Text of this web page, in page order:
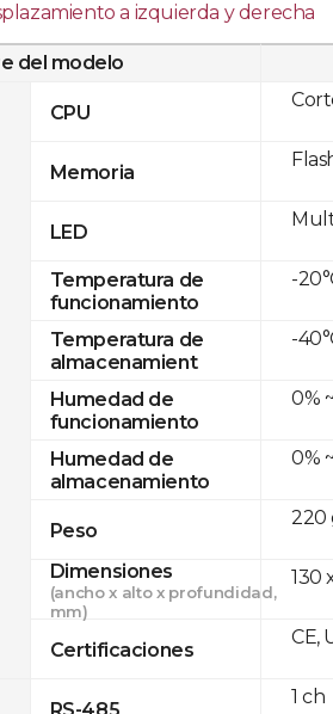
a izquierda y derecha
del modelo
CPU
Memoria
LED
Temperatura de
funcionamiento
Temperatura de
almacenamient
Humedad de
funcionamiento
Humedad de
almacenamiento
Peso
Dimensiones
(ancho x alto x profundidad,
mm)
Certificaciones
RS-485
-
-
0%
0%
220
130
CE,
1 ch